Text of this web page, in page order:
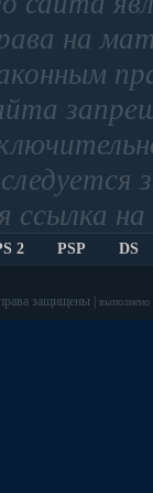
на
ссылка
2 PSP DS
защищены | выполнено